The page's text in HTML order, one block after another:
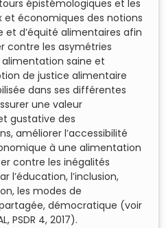
épistémologiques et les
et économiques des notions
et d’équité alimentaires afin
contre les asymétries
alimentation saine et
de justice alimentaire
dans ses différentes
une valeur
gustative des
améliorer l’accessibilité
à une alimentation
contre les inégalités
l’éducation, l’inclusion,
les modes de
démocratique (voir
PSDR 4, 2017).